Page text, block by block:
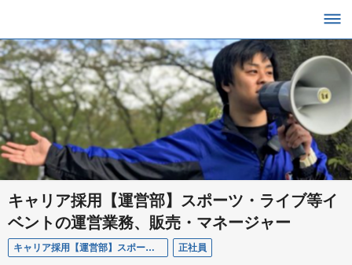
キャリア採用【運営部】スポーツ・ライブ等イ
ベントの運営業務、販売・マネージャー
キャリア採用【運営部】スポーツ・ライブ等イベントの運営業務、販売・マネージャー 正社員